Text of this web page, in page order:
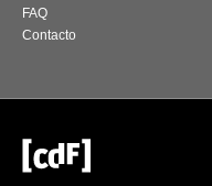
FAQ
Contacto